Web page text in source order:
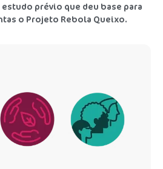
prévio que deu base para
o Projeto Rebola Queixo.